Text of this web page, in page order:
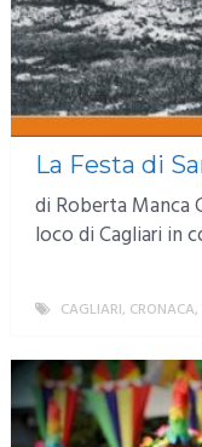
La Festa di
di Roberta Manca
loco di Cagliari in
CAGLIARI, CRONACA,